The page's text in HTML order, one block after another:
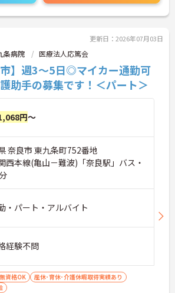
で、お気軽にお問い合わせ下
更新日：2026年07月03日
条病院 医療法人応篤会
市】週3～5日◎マイカー通勤可
助手の募集です！＜パート＞
円～
奈良市 東九条町752番地
西本線(亀山－難波)「奈良駅」バス・
・パート・アルバイト
経験不問
無資格OK
産休･育休･介護休暇取得実績あり